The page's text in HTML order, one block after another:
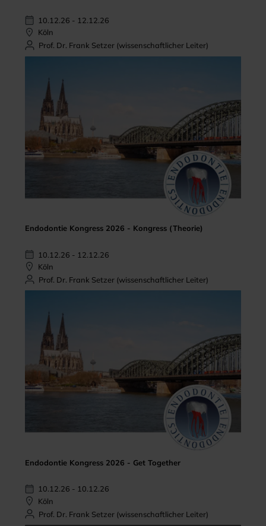
10.12.26 - 12.12.26
Köln
Prof. Dr. Frank Setzer (wissenschaftlicher Leiter)
Endodontie Kongress 2026 - Kongress (Theorie)
10.12.26 - 12.12.26
Köln
Prof. Dr. Frank Setzer (wissenschaftlicher Leiter)
Endodontie Kongress 2026 - Get Together
10.12.26 - 10.12.26
Köln
Prof. Dr. Frank Setzer (wissenschaftlicher Leiter)